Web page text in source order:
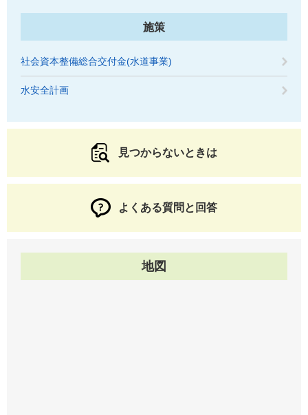
施策
社会資本整備総合交付金(水道事業)
水安全計画
見つからないときは
よくある質問と回答
地図